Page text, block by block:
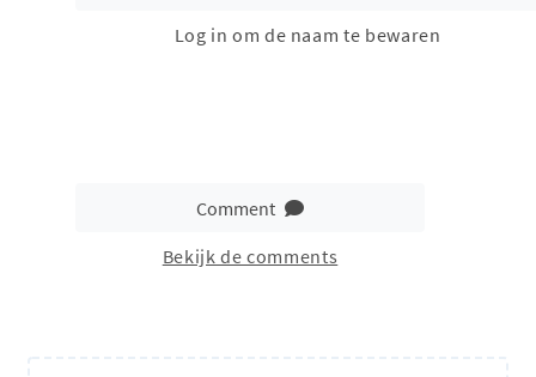
Log in om de naam te bewaren
Comment
Bekijk de comments